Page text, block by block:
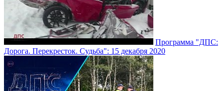
Программа "ДПС:
Дорога. Перекресток. Судьба": 15 декабря 2020